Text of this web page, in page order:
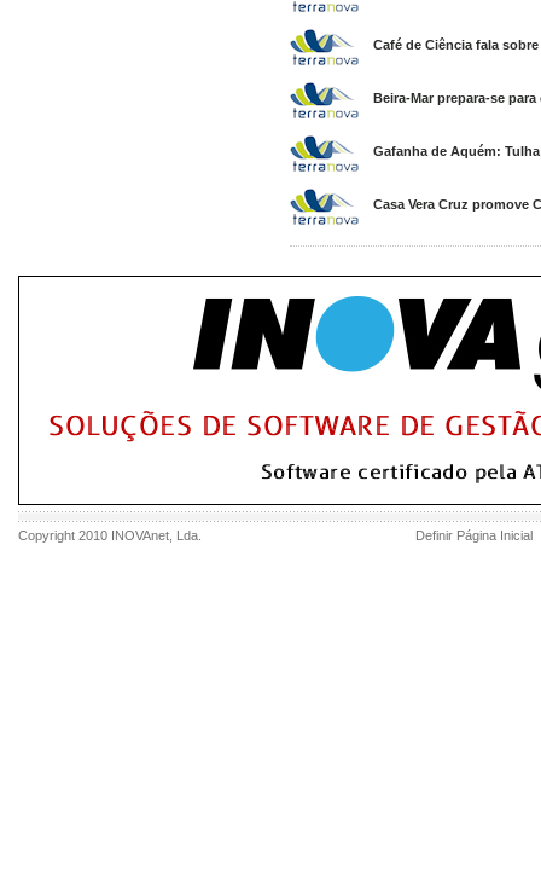
Café de Ciência fala
Beira-Mar prepara-se
Gafanha de Aquém:
Casa Vera Cruz promove
Copyright 2010 INOVAnet , Lda. Definir Página Inicial